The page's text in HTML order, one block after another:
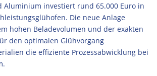
Aluminium investiert rund 65.000 Euro in
Die neue Anlage
hohen Beladevolumen und der exakten
den optimalen Glühvorgang
die effiziente Prozessabwicklung bei